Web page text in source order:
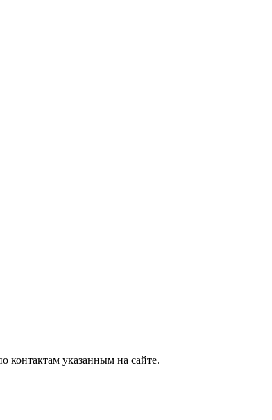
контактам указанным на сайте.